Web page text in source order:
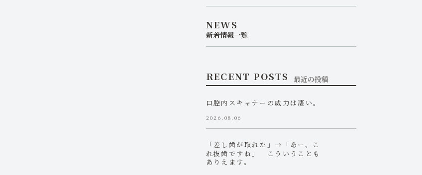
NEWS
新着情報一覧
RECENT POSTS 最近の投稿
口腔内スキャナーの威力は凄い。
2026.08.06
「差し歯が取れた」→「あー、こ
れ抜歯ですね」 こういうことも
ありえます。